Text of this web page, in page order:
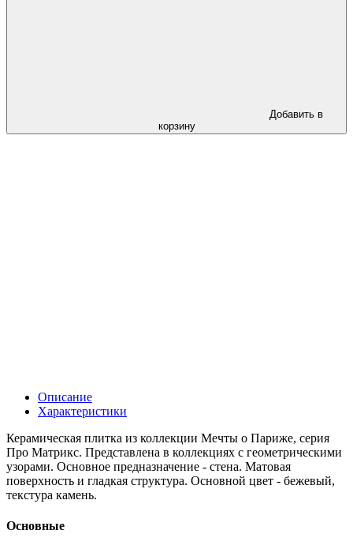
Добавить в
корзину
Описание
Характеристики
Керамическая плитка из коллекции Мечты о Париже, серия
Про Матрикс. Представлена в коллекциях с геометрическими
узорами. Основное предназначение - стена. Матовая
поверхность и гладкая структура. Основной цвет - бежевый,
текстура камень.
Основные